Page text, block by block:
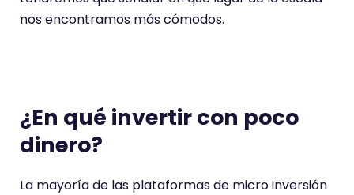
nos encontramos más cómodos.
¿En qué invertir con poco
dinero?
La mayoría de las plataformas de micro inversión